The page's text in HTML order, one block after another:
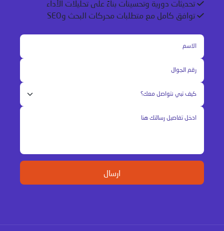
تحديثات دورية وتحسينات بناءً على تحليلات الأداء
توافق كامل مع متطلبات محركات البحث وSEO